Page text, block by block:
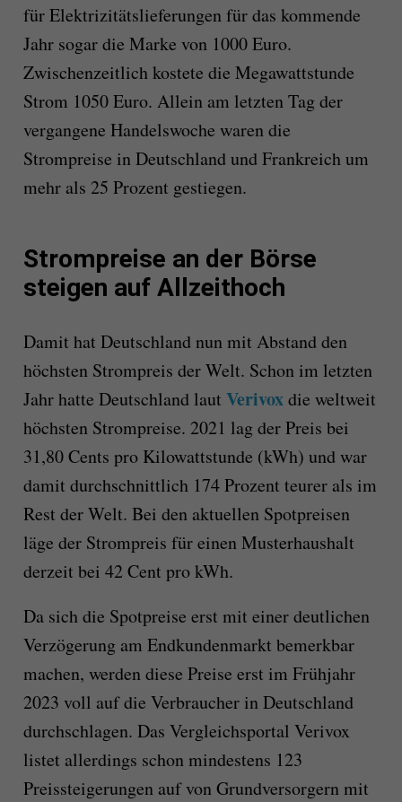
für Elektrizitätslieferungen für das kommende
Jahr sogar die Marke von 1000 Euro.
Zwischenzeitlich kostete die Megawattstunde
Strom 1050 Euro. Allein am letzten Tag der
vergangene Handelswoche waren die
Strompreise in Deutschland und Frankreich um
mehr als 25 Prozent gestiegen.
Strompreise an der Börse
steigen auf Allzeithoch
Damit hat Deutschland nun mit Abstand den
höchsten Strompreis der Welt. Schon im letzten
Jahr hatte Deutschland laut Verivoxdie weltweit
höchsten Strompreise. 2021 lag der Preis bei
31,80 Cents pro Kilowattstunde (kWh) und war
damit durchschnittlich 174 Prozent teurer als im
Rest der Welt. Bei den aktuellen Spotpreisen
läge der Strompreis für einen Musterhaushalt
derzeit bei 42 Cent pro kWh.
Da sich die Spotpreise erst mit einer deutlichen
Verzögerung am Endkundenmarkt bemerkbar
machen, werden diese Preise erst im Frühjahr
2023 voll auf die Verbraucher in Deutschland
durchschlagen. Das Vergleichsportal Verivox
listet allerdings schon mindestens 123
Preissteigerungen auf von Grundversorgern mit